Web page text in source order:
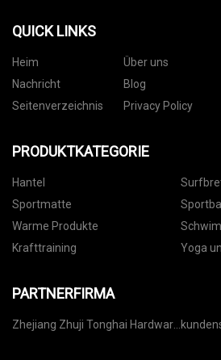
QUICK LINKS
Heim Über uns
Nachricht
Blog
Seitenverzeichnis
Privacy Policy
PRODUKTKATEGORIE
Hantel
Sportmatte
Sportball
Warme Produkte
Krafttraining
Yoga
PARTNERFIRMA
Zhejiang Zhuji Tonghai Hardware